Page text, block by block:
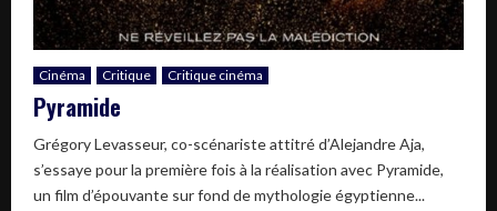
Cinéma Critique Critique cinéma
Pyramide
Grégory Levasseur, co-scénariste attitré d’Alejandre Aja,
s’essaye pour la première fois à la réalisation avec Pyramide,
un film d’épouvante sur fond de mythologie égyptienne...